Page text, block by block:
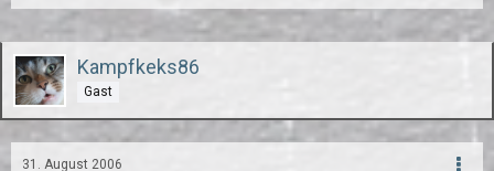
Kampfkeks86
Gast
31. August 2006